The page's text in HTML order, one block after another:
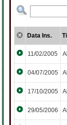
Data Ins.
11/02/2005
04/07/2005
17/10/2005
29/05/2006